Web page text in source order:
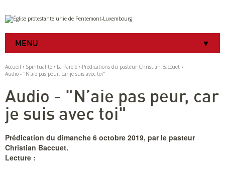
Aller
au
contenu.
à
navigation
Outils
personnels
MENU
Accueil › Spiritualité › La Parole › Prédications du pasteur Christian Baccuet ›
Audio - "N’aie pas peur, car je suis avec toi"
Audio - "N’aie pas peur, car
je suis avec toi"
Prédication du dimanche 6 octobre 2019, par le pasteur
Christian Baccuet.
Lecture :